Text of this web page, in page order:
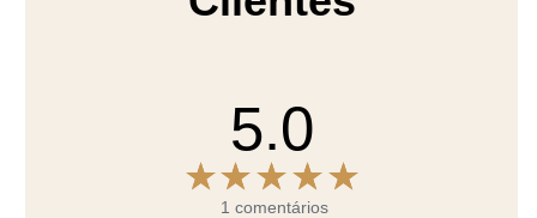
5.0
1 comentários